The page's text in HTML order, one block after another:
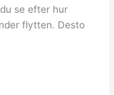
se efter hur
flytten. Desto